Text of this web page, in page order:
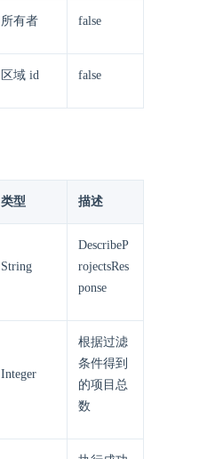
所有者 false
区域 id false
类型 描述
String
DescribeP
rojectsRes
ponse
Integer
根据过滤
条件得到
的项目总
数